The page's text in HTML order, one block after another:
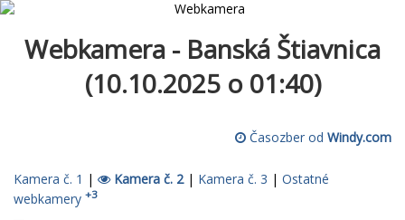
Webkamera - Banská Štiavnica
(10.10.2025 o 01:40)
Časozber od Windy.com
Kamera č. 1 | Kamera č. 2| Kamera č. 3 | Ostatné
webkamery +3